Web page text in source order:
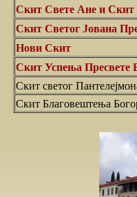
Скит Свете Ане и
Скит Светог Јована
Нови Скит
Скит Успења Пресвете
Скит светог
Скит Благовештења